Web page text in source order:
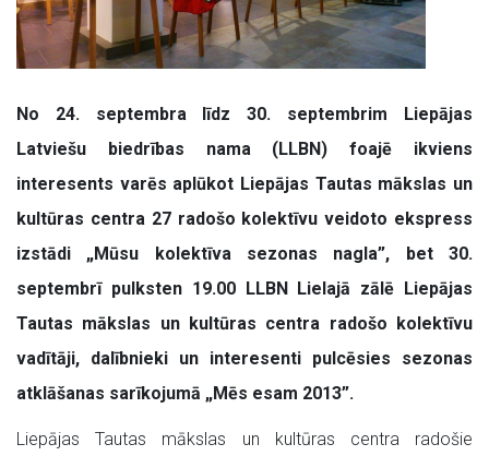
No 24. septembra līdz 30. septembrim Liepājas
Latviešu biedrības nama (LLBN) foajē ikviens
interesents varēs aplūkot Liepājas Tautas mākslas un
kultūras centra 27 radošo kolektīvu veidoto ekspress
izstādi „Mūsu kolektīva sezonas nagla”, bet 30.
septembrī pulksten 19.00 LLBN Lielajā zālē Liepājas
Tautas mākslas un kultūras centra radošo kolektīvu
vadītāji, dalībnieki un interesenti pulcēsies sezonas
atklāšanas sarīkojumā „Mēs esam 2013”.
Liepājas Tautas mākslas un kultūras centra radošie